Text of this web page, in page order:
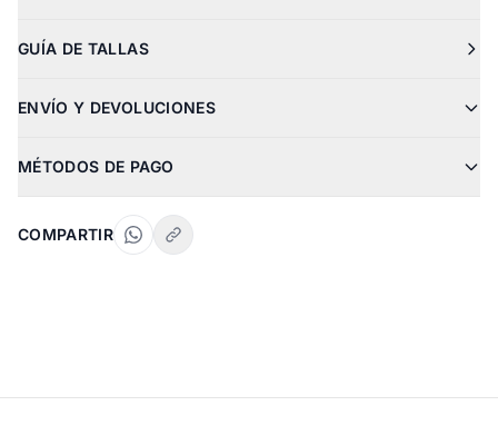
GUÍA DE TALLAS
ENVÍO Y DEVOLUCIONES
MÉTODOS DE PAGO
COMPARTIR